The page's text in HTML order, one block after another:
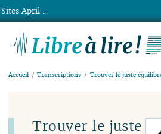
Accueil Transcriptions Trouver le juste
Trouver le juste
Sites April ...